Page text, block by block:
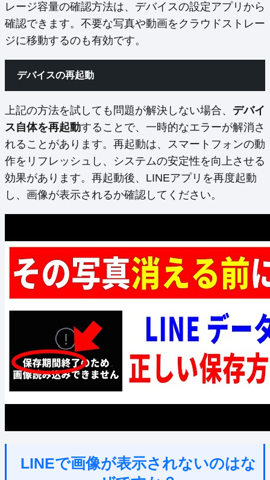
レージ容量の確認方法は、デバイスの設定アプリから
確認できます。不要な写真や動画をクラウドストレー
ジに移動するのも有効です。
デバイスの再起動
上記の方法を試しても問題が解決しない場合、 デバイ
ス自体を再起動することで、一時的なエラーが解消さ
れることがあります。再起動は、スマートフォンの動
作をリフレッシュし、システムの安定性を向上させる
効果があります。再起動後、LINEアプリを再度起動
し、画像が表示されるか確認してください。
LINEで画像が表示されないのはな